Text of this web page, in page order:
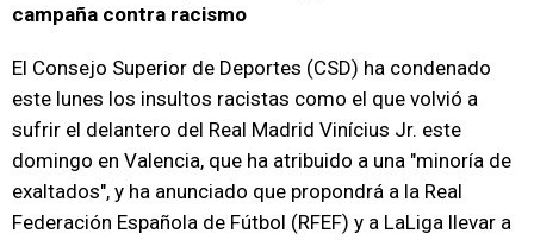
campaña contra racismo
El Consejo Superior de Deportes (CSD) ha condenado
este lunes los insultos racistas como el que volvió a
sufrir el delantero del Real Madrid Vinícius Jr. este
domingo en Valencia, que ha atribuido a una "minoría de
exaltados", y ha anunciado que propondrá a la Real
Federación Española de Fútbol (RFEF) y a LaLiga llevar a